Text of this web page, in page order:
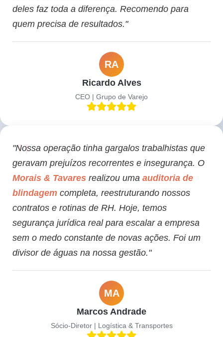
deles faz toda a diferença. Recomendo para
quem precisa de resultados."
RA
Ricardo Alves
CEO | Grupo de Varejo
"Nossa operação tinha gargalos trabalhistas que
geravam prejuízos recorrentes e insegurança. O
Morais & Tavares realizou uma auditoria de
blindagem completa, reestruturando nossos
contratos e rotinas de RH. Hoje, temos
segurança jurídica real para escalar a empresa
sem o medo constante de novas ações. Foi um
divisor de águas na nossa gestão."
MA
Marcos Andrade
Sócio-Diretor | Logística & Transportes